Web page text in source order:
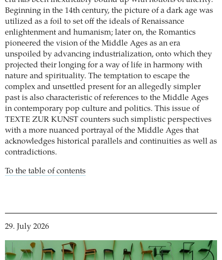
Beginning in the 14th century, the picture of a dark age was
utilized as a foil to set off the ideals of Renaissance
enlightenment and humanism; later on, the Romantics
pioneered the vision of the Middle Ages as an era
unspoiled by advancing industrialization, onto which they
projected their longing for a way of life in harmony with
nature and spirituality. The temptation to escape the
complex and unsettled present for an allegedly simpler
past is also characteristic of references to the Middle Ages
in contemporary pop culture and politics. This issue of
TEXTE ZUR KUNST counters such simplistic perspectives
with a more nuanced portrayal of the Middle Ages that
acknowledges historical parallels and continuities as well as
contradictions.
To the table of contents
29. July 2026